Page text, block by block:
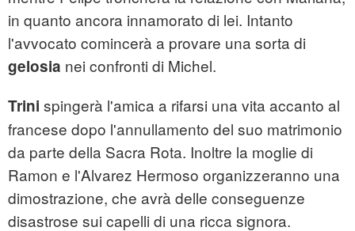
in quanto ancora innamorato di lei. Intanto
l'avvocato comincerà a provare una sorta di
gelosia nei confronti di Michel.
Trini spingerà l'amica a rifarsi una vita accanto al
francese dopo l'annullamento del suo matrimonio
da parte della Sacra Rota. Inoltre la moglie di
Ramon e l'Alvarez Hermoso organizzeranno una
dimostrazione, che avrà delle conseguenze
disastrose sui capelli di una ricca signora.